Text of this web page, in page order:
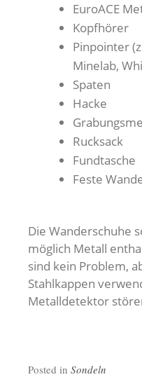
EuroACE
Kopfhörer
Pinpointer
Minelab,
Spaten
Hacke
Rucksack
Fundtasche
Feste
Die Wanderschuhe
möglich Metall
sind kein Problem,
Stahlkappen
Metalldetektor
Posted in Sondeln